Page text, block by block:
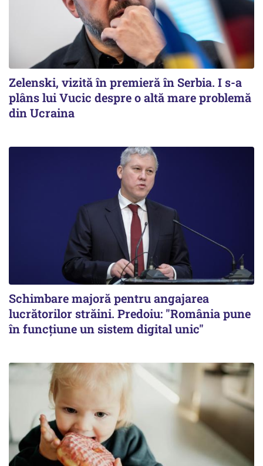
Zelenski, vizită în premieră în Serbia. I s-a
plâns lui Vucic despre o altă mare problemă
din Ucraina
Schimbare majoră pentru angajarea
lucrătorilor străini. Predoiu: "România pune
în funcțiune un sistem digital unic"